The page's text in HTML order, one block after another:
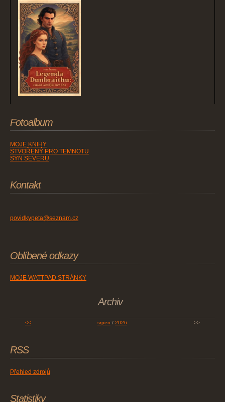
Fotoalbum
MOJE KNIHY
STVOŘENÝ PRO TEMNOTU
SYN SEVERU
Kontakt
povidkypeta@seznam.cz
Oblíbené odkazy
MOJE WATTPAD STRÁNKY
Archiv
<< srpen / 2026 >>
RSS
Přehled zdrojů
Statistiky